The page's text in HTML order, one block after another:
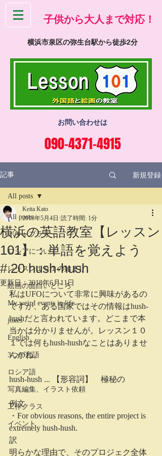
​子供から大人まで対応！
横浜市泉区の弥生台駅から徒歩2分
お問い合わせは
090-4371-4915
記事 新規登録
All posts
ボキャブラリー
ロシアについて
レッスン１０１の始まり
絵画の面白いところ
My weird events in life
jokes
English
3つの言語
ロシア語
写真編集、イラスト依頼
工作クラス
イベント
All posts
横浜の英語教室【レッスン
101】：単語を覚えよう
#.20 hush-hush
Keita Kato
2018年5月4日 読了時間: 1分
更新日：2018年6月11日
私はUFOについて非常に興味があるの
ですが、ある国家ではその情報はhush-
hushだと言われています。どこまで本
当かは分かりませんが。レッスン１０
１では何もhush-hushなことはありませ
んがね。
hush-hush ... 【形容詞】　極秘の
例文
・For obvious reasons, the entire project is
extremely hush-hush.
訳
明らかな理由で、そのプロジェク全体